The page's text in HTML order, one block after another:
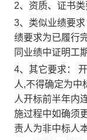
2、资质、证书类
3、 类似业绩要求
绩要求为已履行
同业绩中证明工
4、 其它要求：
人,不得确定为中
人开标前半年内
施过程中如确须
责人为非中标人